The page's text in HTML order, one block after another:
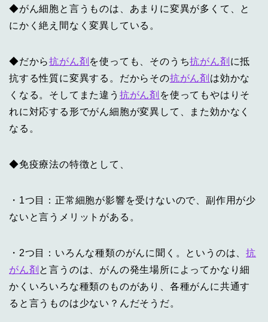
◆がん細胞と言うものは、あまりに変異が多くて、と
にかく絶え間なく変異している。
◆だから抗がん剤 を使っても、そのうち抗がん剤 に抵
抗する性質に変異する。だからその抗がん剤 は効かな
くなる。そしてまた違う 抗がん剤 を使ってもやはりそ
れに対応する形でがん細胞が変異して、また効かなく
なる。
◆免疫療法の特徴として、
・1つ目：正常細胞が影響を受けないので、副作用が少
ないと言うメリットがある。
・2つ目：いろんな種類のがんに聞く。というのは、抗
がん剤 と言うのは、がんの発生場所によってかなり細
かくいろいろな種類のものがあり、各種がんに共通す
ると言うものは少ない？んだそうだ。